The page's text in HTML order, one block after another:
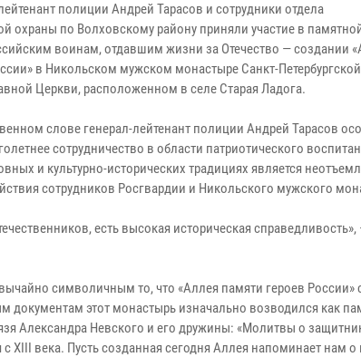
полиции Андрей Тарасов и сотрудники отдела
охраны по Волховскому району приняли участие в
воинам, отдавшим жизни за Отечество — создании
в Никольском мужском монастыре Санкт-
Церкви, расположенном в селе Старая Ладога.
слове генерал-лейтенант полиции Андрей Тарасов
сотрудничество в области патриотического
и культурно-исторических традициях является
сотрудников Росгвардии и Никольского мужского
есть высокая историческая справедливость»,
символичным то, что «Аллея памяти героев России»
этот монастырь изначально возводился как
Александра Невского и его дружины: «Молитвы о
XIII века. Пусть созданная сегодня Аллея напоминает нам о